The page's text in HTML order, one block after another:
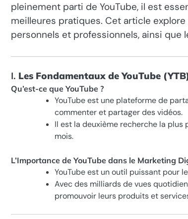
pleinement parti de YouTube, il est
meilleures pratiques. Cet article
personnels et professionnels, ainsi
I. Les Fondamentaux de YouTube
Qu’est-ce que YouTube ?
YouTube est une plateforme de
commenter et partager des vidéos.
Il est la deuxième recherche la plus
mois.
L’Importance de YouTube dans le Marketing
YouTube est un outil puissant pour
Avec des milliards de vues
promouvoir leurs produits et